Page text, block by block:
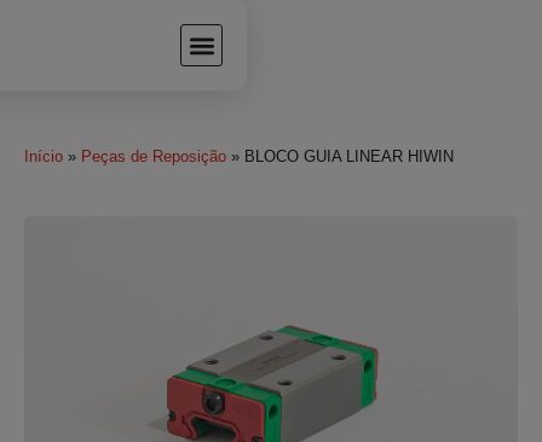
Início » Peças de Reposição » BLOCO GUIA LINEAR HIWIN